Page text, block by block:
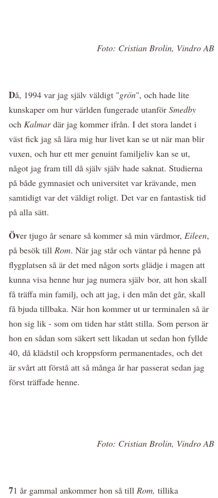
Foto: Cristian Brolin, Vindro AB
Då, 1994 var jag själv väldigt "grön", och hade lite
kunskaper om hur världen fungerade utanför Smedby
och Kalmardär jag kommer ifrån. I det stora landet i
väst fick jag så lära mig hur livet kan se ut när man blir
vuxen, och hur ett mer genuint familjeliv kan se ut,
något jag fram till då själv själv hade saknat. Studierna
på både gymnasiet och universitet var krävande, men
samtidigt var det väldigt roligt. Det var en fantastisk tid
på alla sätt.
Över tjugo år senare så kommer så min värdmor, Eileen,
på besök till Rom. När jag står och väntar på henne på
flygplatsen så är det med någon sorts glädje i magen att
kunna visa henne hur jag numera själv bor, att hon skall
få träffa min familj, och att jag, i den mån det går, skall
få bjuda tillbaka. När hon kommer ut ur terminalen så är
hon sig lik - som om tiden har stått stilla. Som person är
hon en sådan som säkert sett likadan ut sedan hon fyllde
40, då klädstil och kroppsform permanentades, och det
är svårt att förstå att så många år har passerat sedan jag
först träffade henne.
Foto: Cristian Brolin, Vindro AB
71 år gammal ankommer hon så till Rom, tillika